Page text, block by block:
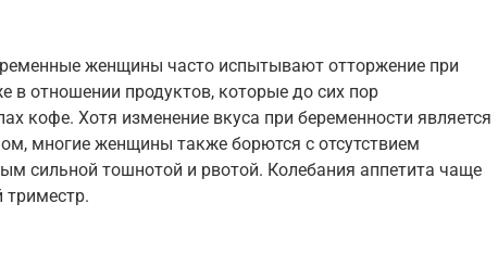
женщины часто испытывают отторжение при
в отношении продуктов, которые до сих пор
кофе. Хотя изменение вкуса при беременности является
многие женщины также борются с отсутствием
сильной тошнотой и рвотой. Колебания аппетита чаще
триместр.